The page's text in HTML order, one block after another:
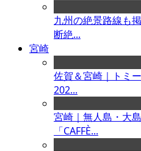
九州の絶景路線も
断絶...
宮崎
佐賀＆宮崎｜トミ
202...
宮崎｜無人島・大
「CAFFÈ...